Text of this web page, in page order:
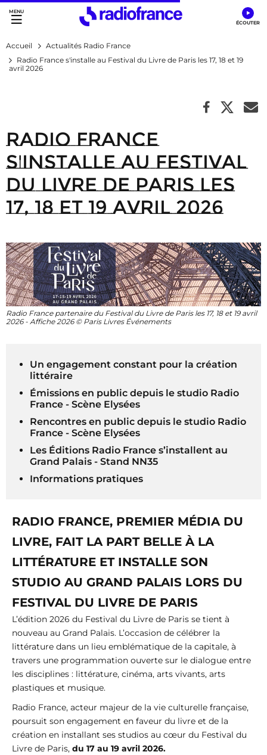
Accès direct :
Menu principal
Contenu
Accueil
Actualités Radio France
Radio France s'installe au Festival du Livre de Paris les 17, 18 et 19
avril 2026
Radio France
s'installe au Festival
du Livre de Paris les
17, 18 et 19 avril 2026
Radio France partenaire du Festival du Livre de Paris les 17, 18 et 19 avril
2026 - Affiche 2026 © Paris Livres Événements
Un engagement constant pour la création
littéraire
Émissions en public depuis le studio Radio
France - Scène Elysées
Rencontres en public depuis le studio Radio
France - Scène Elysées
Les Éditions Radio France s’installent au
Grand Palais - Stand NN35
Informations pratiques
RADIO FRANCE, PREMIER MÉDIA DU
LIVRE, FAIT LA PART BELLE À LA
LITTÉRATURE ET INSTALLE SON
STUDIO AU GRAND PALAIS LORS DU
FESTIVAL DU LIVRE DE PARIS
L’édition 2026 du Festival du Livre de Paris se tient à
nouveau au Grand Palais. L’occasion de célébrer la
littérature dans un lieu emblématique de la capitale, à
travers une programmation ouverte sur le dialogue entre
les disciplines : littérature, cinéma, arts vivants, arts
plastiques et musique.
Radio France, acteur majeur de la vie culturelle française,
poursuit son engagement en faveur du livre et de la
création en installant ses studios au cœur du Festival du
Livre de Paris, du 17 au 19 avril 2026.